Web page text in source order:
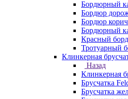
Бордюрный
Бордюр
Бордюр
Бордюрный
Красный
Тротуарный
Клинкерная
Назад
Клинкерная
Брусчатка
Брусчатка